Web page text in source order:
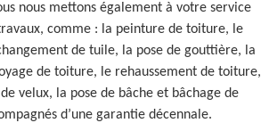
nous mettons également à votre service
comme : la peinture de toiture, le
de tuile, la pose de gouttière, la
de toiture, le rehaussement de toiture,
velux, la pose de bâche et bâchage de
d’une garantie décennale.